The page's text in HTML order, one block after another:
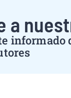
a
informado